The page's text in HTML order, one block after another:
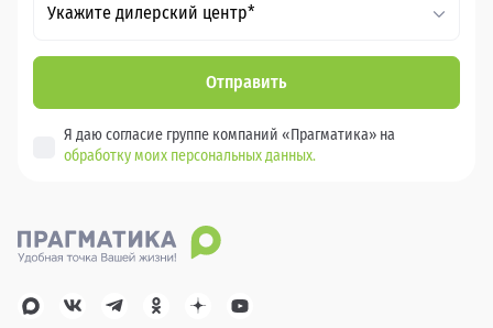
Укажите дилерский центр*
Отправить
Я даю согласие группе компаний «Прагматика» на
обработку моих персональных данных.